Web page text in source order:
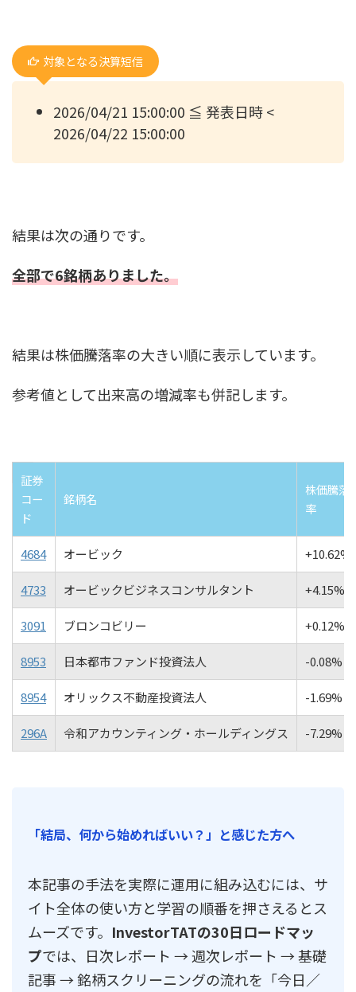
対象となる決算短信
2026/04/21 15:00:00 ≦ 発表日時 <
2026/04/22 15:00:00
結果は次の通りです。
全部で6銘柄ありました。
結果は株価騰落率の大きい順に表示しています。
参考値として出来高の増減率も併記します。
証券
コー
ド
銘柄名
株価騰落
率
4684 オービック +10.62%
4733 オービックビジネスコンサルタント +4.15%
3091 ブロンコビリー +0.12%
8953 日本都市ファンド投資法人 -0.08%
8954 オリックス不動産投資法人 -1.69%
296A 令和アカウンティング・ホールディングス -7.29%
「結局、何から始めればいい？」と感じた方へ
本記事の手法を実際に運用に組み込むには、サ
イト全体の使い方と学習の順番を押さえるとス
ムーズです。 InvestorTATの30日ロードマッ
プでは、日次レポート → 週次レポート → 基礎
記事 → 銘柄スクリーニングの流れを「今日／